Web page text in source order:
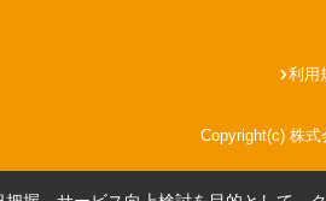
利用
Copyright(c) 株